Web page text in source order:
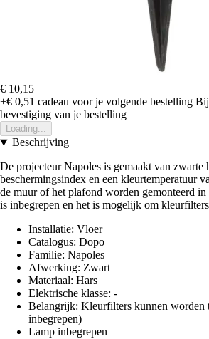
€ 10,15
+€ 0,51 cadeau voor je volgende bestelling
bevestiging van je bestelling
Loading...
Beschrijving
De projecteur Napoles is gemaakt van zwarte
beschermingsindex en een kleurtemperatuur
de muur of het plafond worden gemonteerd
is inbegrepen en het is mogelijk om
Installatie: Vloer
Catalogus: Dopo
Familie: Napoles
Afwerking: Zwart
Materiaal: Hars
Elektrische klasse: -
Belangrijk: Kleurfilters kunnen worden
inbegrepen)
Lamp inbegrepen